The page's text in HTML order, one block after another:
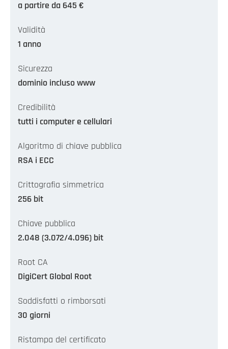
a partire da 645 €
Validità
1 anno
Sicurezza
dominio incluso www
Credibilità
tutti i computer e cellulari
Algoritmo di chiave pubblica
RSA i ECC
Crittografia simmetrica
256 bit
Chiave pubblica
2.048 (3.072/4.096) bit
Root CA
DigiCert Global Root
Soddisfatti o rimborsati
30 giorni
Ristampa del certificato